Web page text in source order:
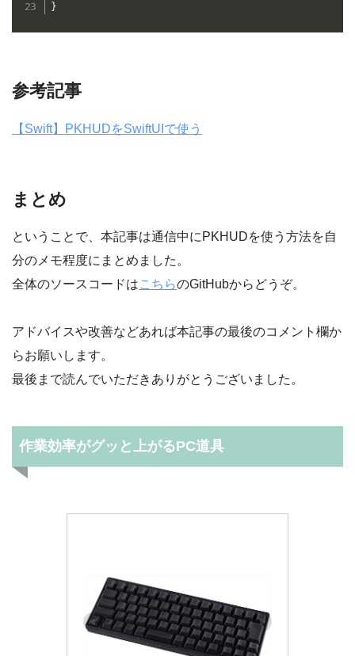
}
参考記事
【Swift】PKHUDをSwiftUIで使う
まとめ
ということで、本記事は通信中にPKHUDを使う方法を自
分のメモ程度にまとめました。
全体のソースコードはこちらのGitHubからどうぞ。
アドバイスや改善などあれば本記事の最後のコメント欄か
らお願いします。
最後まで読んでいただきありがとうございました。
作業効率がグッと上がるPC道具